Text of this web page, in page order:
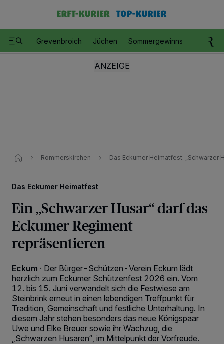
Grevenbroich Jüchen Sommergewinnspiel
Rommerskirchen Das Eckumer Heimatfest: „Schwarzer
Das Eckumer Heimatfest
Ein „Schwarzer Husar“ darf das
Eckumer Regiment
repräsentieren
Eckum · Der Bürger-Schützen-Verein Eckum lädt
herzlich zum Eckumer Schützenfest 2026 ein. Vom
12. bis 15. Juni verwandelt sich die Festwiese am
Steinbrink erneut in einen lebendigen Treffpunkt für
Tradition, Gemeinschaft und festliche Unterhaltung. In
diesem Jahr stehen besonders das neue Königspaar
Uwe und Elke Breuer sowie ihr Wachzug, die
„Schwarzen Husaren“, im Mittelpunkt der Vorfreude.